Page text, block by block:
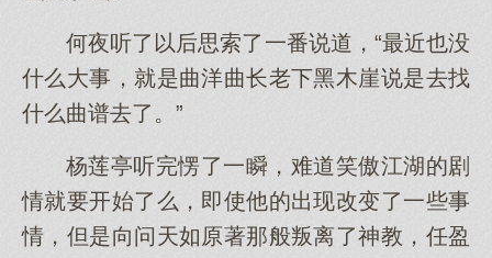
何夜听了以后思索了一番说道，“最近也没
什么大事，就是曲洋曲长老下黑木崖说是去找
什么曲谱去了。”
杨莲亭听完愣了一瞬，难道笑傲江湖的剧
情就要开始了么，即使他的出现改变了一些事
情，但是向问天如原著那般叛离了神教，任盈